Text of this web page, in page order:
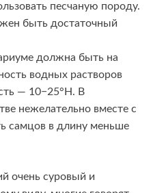
песчаную породу.
быть достаточный
должна быть на
водных растворов
— 10−25°H. В
нежелательно вместе с
самцов в длину меньше
очень суровый и